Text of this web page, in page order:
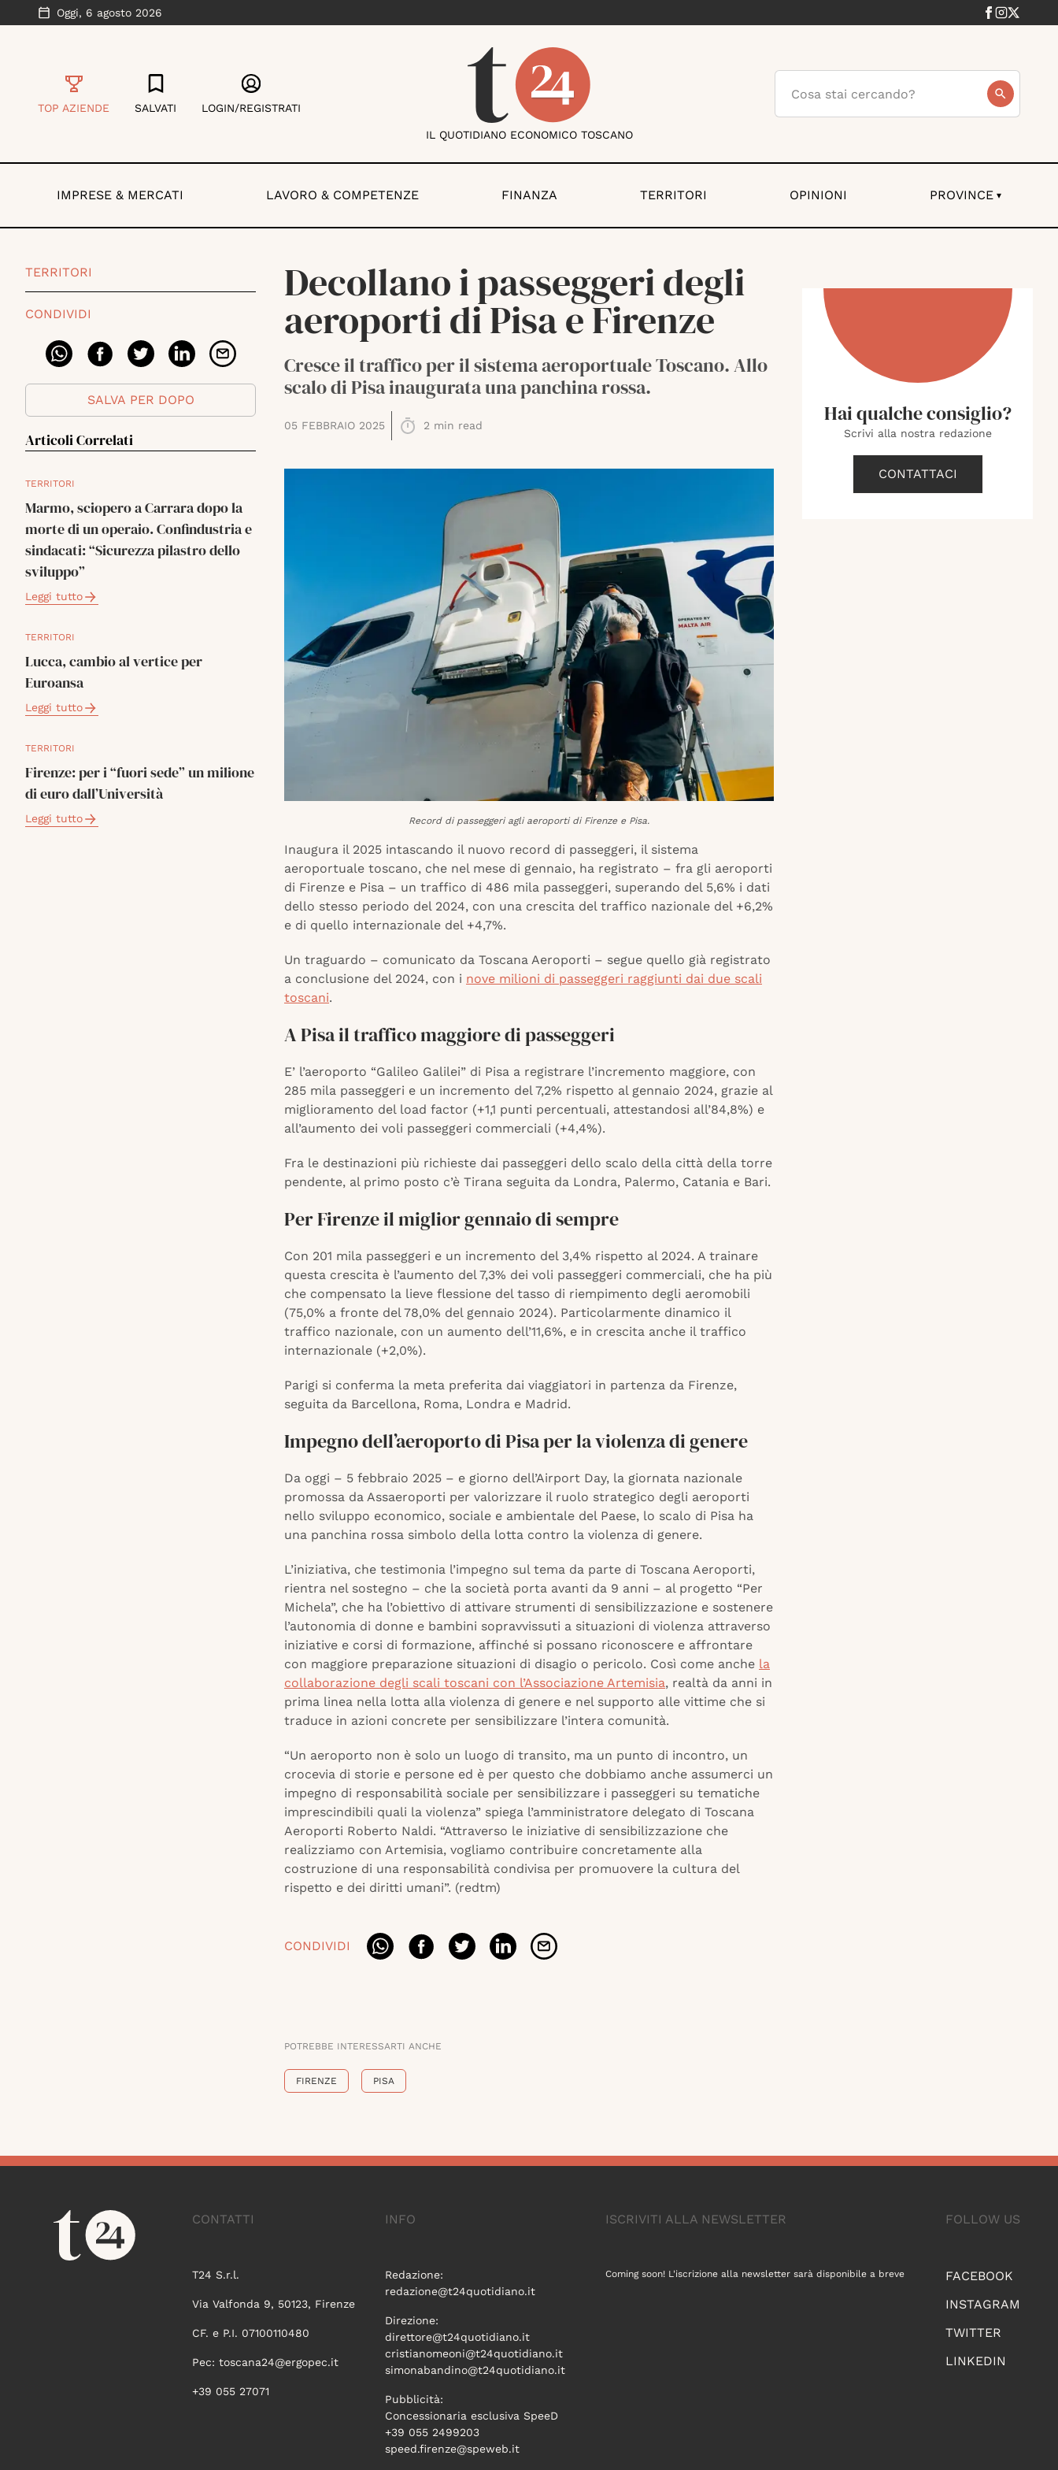
Oggi, 6 agosto 2026
TOP AZIENDE SALVATI LOGIN/REGISTRATI
IL QUOTIDIANO ECONOMICO TOSCANO
IMPRESE & MERCATI LAVORO & COMPETENZE FINANZA TERRITORI OPINIONI PROVINCE ▾
TERRITORI
CONDIVIDI
SALVA PER DOPO
Articoli Correlati
TERRITORI
Marmo, sciopero a Carrara dopo la
morte di un operaio. Confindustria e
sindacati: “Sicurezza pilastro dello
sviluppo”
Leggi tutto
TERRITORI
Lucca, cambio al vertice per
Euroansa
Leggi tutto
TERRITORI
Firenze: per i “fuori sede” un milione
di euro dall’Università
Leggi tutto
Decollano i passeggeri degli
aeroporti di Pisa e Firenze
Cresce il traffico per il sistema aeroportuale Toscano. Allo
scalo di Pisa inaugurata una panchina rossa.
05 FEBBRAIO 2025 2 min read
Record di passeggeri agli aeroporti di Firenze e Pisa.
Inaugura il 2025 intascando il nuovo record di passeggeri, il sistema
aeroportuale toscano, che nel mese di gennaio, ha registrato – fra gli aeroporti
di Firenze e Pisa – un traffico di 486 mila passeggeri, superando del 5,6% i dati
dello stesso periodo del 2024, con una crescita del traffico nazionale del +6,2%
e di quello internazionale del +4,7%.
Un traguardo – comunicato da Toscana Aeroporti – segue quello già registrato
a conclusione del 2024, con i nove milioni di passeggeri raggiunti dai due scali
toscani.
A Pisa il traffico maggiore di passeggeri
E’ l’aeroporto “Galileo Galilei” di Pisa a registrare l’incremento maggiore, con
285 mila passeggeri e un incremento del 7,2% rispetto al gennaio 2024, grazie al
miglioramento del load factor (+1,1 punti percentuali, attestandosi all’84,8%) e
all’aumento dei voli passeggeri commerciali (+4,4%).
Fra le destinazioni più richieste dai passeggeri dello scalo della città della torre
pendente, al primo posto c’è Tirana seguita da Londra, Palermo, Catania e Bari.
Per Firenze il miglior gennaio di sempre
Con 201 mila passeggeri e un incremento del 3,4% rispetto al 2024. A trainare
questa crescita è l’aumento del 7,3% dei voli passeggeri commerciali, che ha più
che compensato la lieve flessione del tasso di riempimento degli aeromobili
(75,0% a fronte del 78,0% del gennaio 2024). Particolarmente dinamico il
traffico nazionale, con un aumento dell’11,6%, e in crescita anche il traffico
internazionale (+2,0%).
Parigi si conferma la meta preferita dai viaggiatori in partenza da Firenze,
seguita da Barcellona, Roma, Londra e Madrid.
Impegno dell’aeroporto di Pisa per la violenza di genere
Da oggi – 5 febbraio 2025 – e giorno dell’Airport Day, la giornata nazionale
promossa da Assaeroporti per valorizzare il ruolo strategico degli aeroporti
nello sviluppo economico, sociale e ambientale del Paese, lo scalo di Pisa ha
una panchina rossa simbolo della lotta contro la violenza di genere.
L’iniziativa, che testimonia l’impegno sul tema da parte di Toscana Aeroporti,
rientra nel sostegno – che la società porta avanti da 9 anni – al progetto “Per
Michela”, che ha l’obiettivo di attivare strumenti di sensibilizzazione e sostenere
l’autonomia di donne e bambini sopravvissuti a situazioni di violenza attraverso
iniziative e corsi di formazione, affinché si possano riconoscere e affrontare
con maggiore preparazione situazioni di disagio o pericolo. Così come anche la
collaborazione degli scali toscani con l’Associazione Artemisia, realtà da anni in
prima linea nella lotta alla violenza di genere e nel supporto alle vittime che si
traduce in azioni concrete per sensibilizzare l’intera comunità.
“Un aeroporto non è solo un luogo di transito, ma un punto di incontro, un
crocevia di storie e persone ed è per questo che dobbiamo anche assumerci un
impegno di responsabilità sociale per sensibilizzare i passeggeri su tematiche
imprescindibili quali la violenza” spiega l’amministratore delegato di Toscana
Aeroporti Roberto Naldi. “Attraverso le iniziative di sensibilizzazione che
realizziamo con Artemisia, vogliamo contribuire concretamente alla
costruzione di una responsabilità condivisa per promuovere la cultura del
rispetto e dei diritti umani”. (redtm)
CONDIVIDI
POTREBBE INTERESSARTI ANCHE
FIRENZE PISA
Hai qualche consiglio?
Scrivi alla nostra redazione
CONTATTACI
CONTATTI
T24 S.r.l.
Via Valfonda 9, 50123, Firenze
CF. e P.I. 07100110480
Pec: toscana24@ergopec.it
+39 055 27071
INFO
Redazione:
redazione@t24quotidiano.it
Direzione:
direttore@t24quotidiano.it
cristianomeoni@t24quotidiano.it
simonabandino@t24quotidiano.it
Pubblicità:
Concessionaria esclusiva SpeeD
+39 055 2499203
speed.firenze@speweb.it
FOLLOW US
FACEBOOK
INSTAGRAM
TWITTER
LINKEDIN
ISCRIVITI ALLA NEWSLETTER
Coming soon! L'iscrizione alla newsletter sarà disponibile a breve